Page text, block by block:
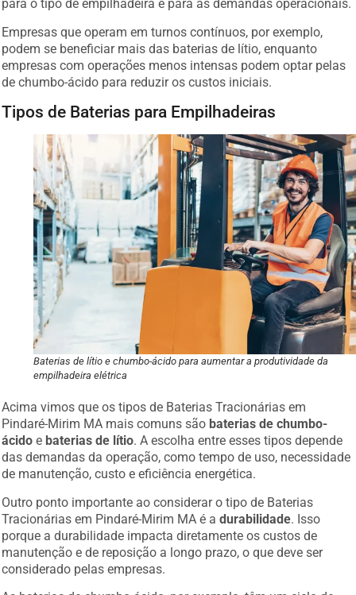
para o tipo de empilhadeira e para as demandas operacionais.
Empresas que operam em turnos contínuos, por exemplo,
podem se beneficiar mais das baterias de lítio, enquanto
empresas com operações menos intensas podem optar pelas
de chumbo-ácido para reduzir os custos iniciais.
Tipos de Baterias para Empilhadeiras
Baterias de lítio e chumbo-ácido para aumentar a produtividade da
empilhadeira elétrica
Acima vimos que os tipos de Baterias Tracionárias em
Pindaré-Mirim MA mais comuns são baterias de chumbo-
ácido e baterias de lítio. A escolha entre esses tipos depende
das demandas da operação, como tempo de uso, necessidade
de manutenção, custo e eficiência energética.
Outro ponto importante ao considerar o tipo de Baterias
Tracionárias em Pindaré-Mirim MA é adurabilidade. Isso
porque a durabilidade impacta diretamente os custos de
manutenção e de reposição a longo prazo, o que deve ser
considerado pelas empresas.